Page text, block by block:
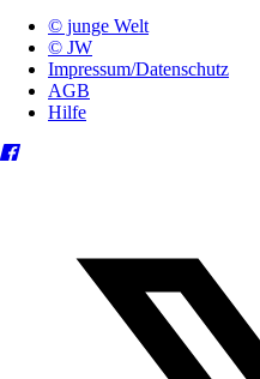
© junge Welt
© JW
Impressum/Datenschutz
AGB
Hilfe